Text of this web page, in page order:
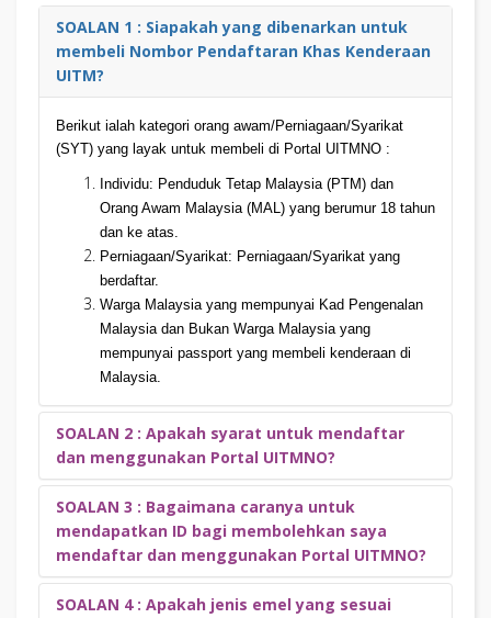
SOALAN 1 : Siapakah yang dibenarkan untuk
membeli Nombor Pendaftaran Khas Kenderaan
UITM?
Berikut ialah kategori orang awam/Perniagaan/Syarikat
(SYT) yang layak untuk membeli di Portal UITMNO :
Individu: Penduduk Tetap Malaysia (PTM) dan
Orang Awam Malaysia (MAL) yang berumur 18 tahun
dan ke atas.
Perniagaan/Syarikat: Perniagaan/Syarikat yang
berdaftar.
Warga Malaysia yang mempunyai Kad Pengenalan
Malaysia dan Bukan Warga Malaysia yang
mempunyai passport yang membeli kenderaan di
Malaysia.
SOALAN 2 : Apakah syarat untuk mendaftar
dan menggunakan Portal UITMNO?
Individu/Perniagaan/Syarikat perlu mempunyai kad kredit
atau perbankan atas talian bagi memudahkan proses
transaksi dilakukan. Syarat-syarat lain tertakluk kepada
kelulusan pihak Jabatan Pengangkutan Jalanraya (JPJ).
SOALAN 3 : Bagaimana caranya untuk
mendapatkan ID bagi membolehkan saya
mendaftar dan menggunakan Portal UITMNO?
Individu/Perniagaan/Syarikat yang layakTIDAK PERLU
SOALAN 4 : Apakah jenis emel yang sesuai